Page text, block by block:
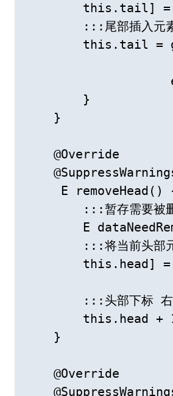
this.tail] =
:::尾部插入元
this.tail =
        }
    }
    @Override
E removeHead()
:::暂存需要被
E
:::将当前头部
this.head] =
:::头部下标 右
this.head +
    }
    @Override